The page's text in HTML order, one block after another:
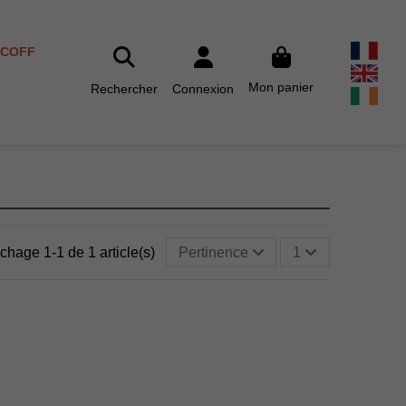
Rechercher Connexion Mon panier
1-1 de 1 article(s) Pertinence 1